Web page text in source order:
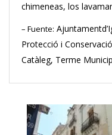
chimeneas, los
– Fuente:
Protecció i
Catàleg, Terme